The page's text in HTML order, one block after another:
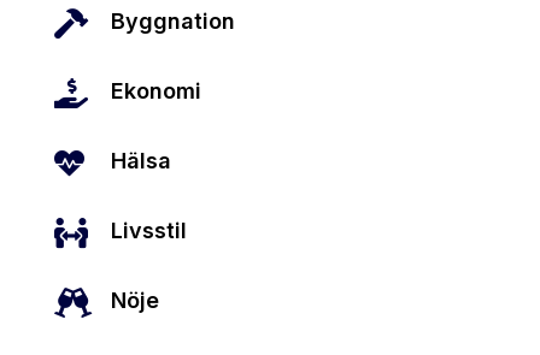
 Byggnation
 Ekonomi
 Hälsa
 Livsstil
 Nöje